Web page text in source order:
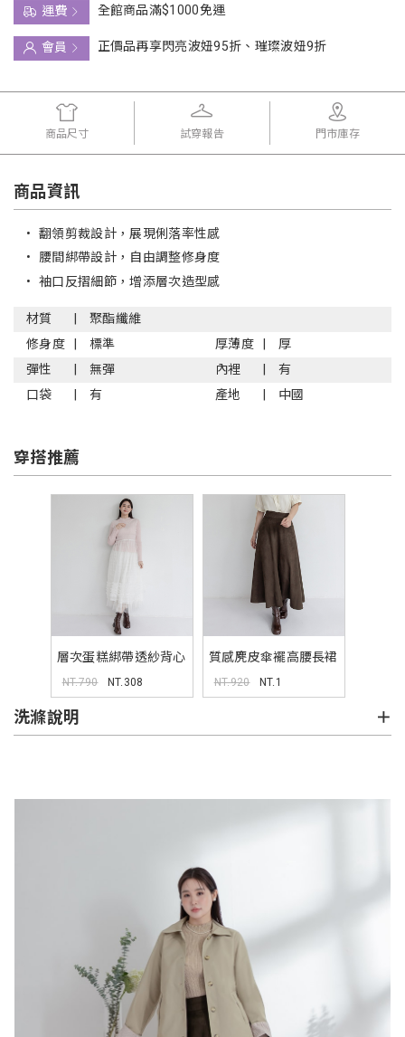
運費
全館商品滿$1000免運
會員
正價品再享閃亮波妞95折、璀璨波妞9折
商品尺寸 試穿報告 門市庫存
商品資訊
• 翻領剪裁設計，展現俐落率性感
• 腰間綁帶設計，自由調整修身度
• 袖口反摺細節，增添層次造型感
材質
聚酯纖維
修身度
標準 厚薄度
厚
彈性
無彈 內裡
有
口袋
有 產地 中國
穿搭推薦
層次蛋糕綁帶透紗背心
MISS
NT.790 NT.308
質感麂皮傘襬高腰長裙
MISS
NT.920 NT.1
洗滌說明